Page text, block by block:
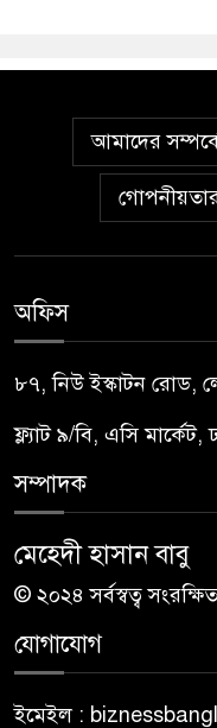
আমাদের
অফিস
৮৭, নিউ ইস্কাটন রোড,
ফ্ল্যাট ৯/বি, এসি মার্কেট,
সম্পাদক
মেহেদী হাসান বাবু
© ২০২৪ সর্বস্বত্ব
যোগাযোগ
ইমেইল :